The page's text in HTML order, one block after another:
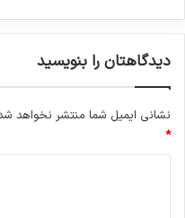
دیدگاهتان را بنویسید
نشانی ایمیل شما منتشر نخواهد
*